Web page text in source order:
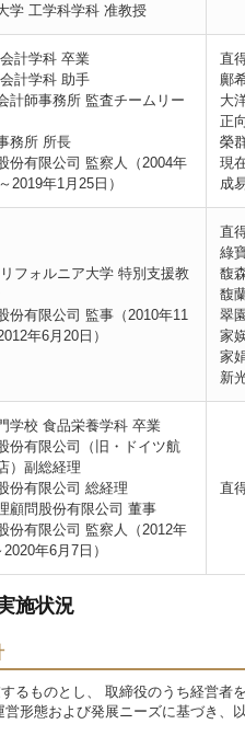
学 工学科学科 准教授
計学科 卒業
計学科 助手
計師事務所 監査チームリー
務所 所長
份有限公司 監察人（2004年
2019年1月25日）
直
鄺
大
正
榮
現
成
フォルニア大学 特別支援教
份有限公司 監事（2010年11
年6月20日）
直
綠
馥
馥
翠
家
家
新
学校 食品栄養学科 卒業
份有限公司（旧・ドイツ航
）副総経理
份有限公司 総経理
顧問股份有限公司 董事
份有限公司 監察人（2012年
年6月7日）
直
施状況
るものとし、 取締役のうち経営者
形態および発展ニーズに基づき、